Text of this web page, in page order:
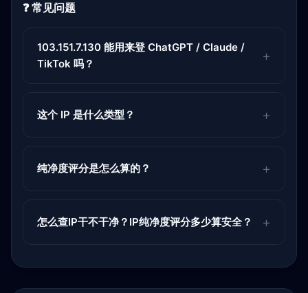
❓ 常见问题
103.151.7.130 能用来登 ChatGPT / Claude /
TikTok 吗？
这个 IP 是什么类型？
纯净度评分是怎么算的？
怎么查IP干不干净？IP纯净度评分多少算安全？